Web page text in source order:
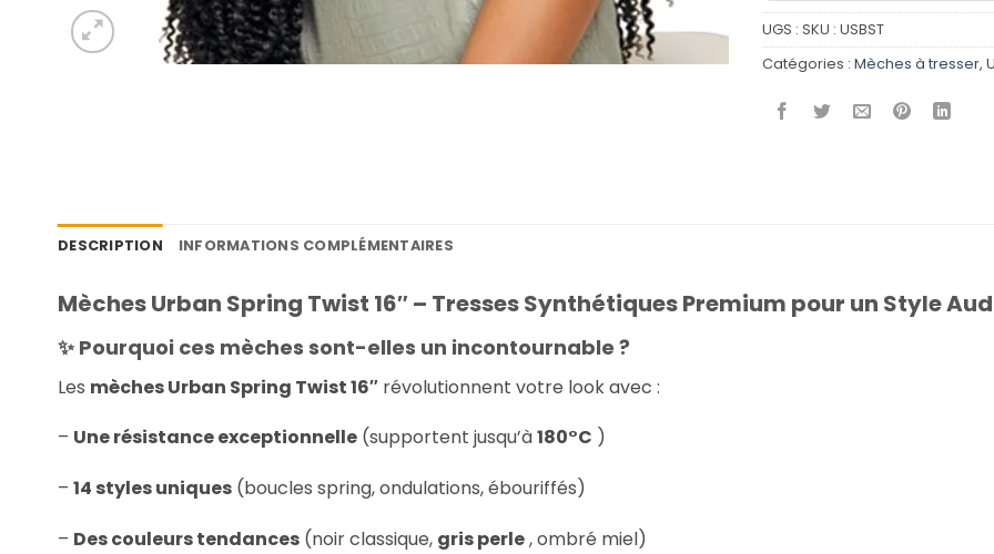
UGS : SKU : USBST
Catégories : Mèches à tresser,
DESCRIPTION INFORMATIONS COMPLÉMENTAIRES
Mèches Urban Spring Twist 16″ – Tresses Synthétiques Premium pour un Style
✨ Pourquoi ces mèches sont-elles un incontournable ?
Les mèches Urban Spring Twist 16″ révolutionnent votre look avec :
– Une résistance exceptionnelle (supportent jusqu’à180°C )
– 14 styles uniques (boucles spring, ondulations, ébouriffés)
– Des couleurs tendances (noir classique, gris perle, ombré miel)